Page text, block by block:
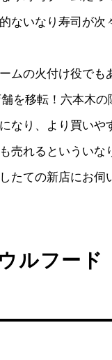
ないなり寿司が
ムの火付け役で
を移転！六本木
なり、より買いや
売れるというい
たての新店にお伺
ルフー